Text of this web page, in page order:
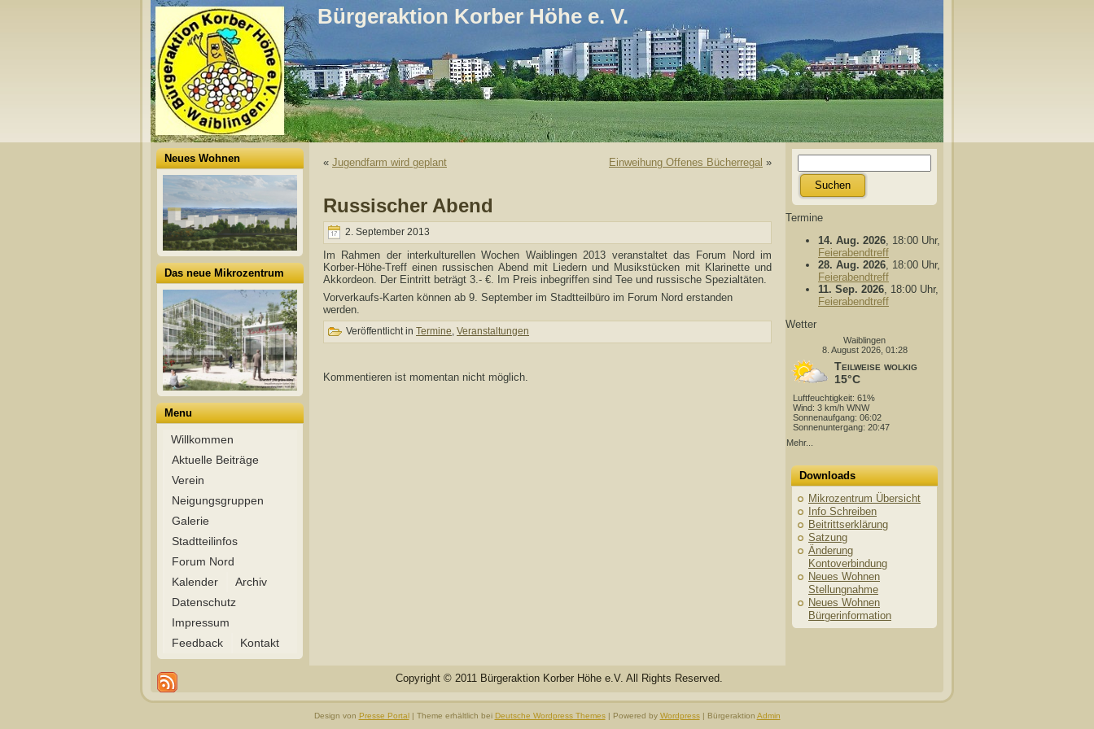
Bürgeraktion Korber Höhe e. V.
Neues Wohnen
Das neue Mikrozentrum
Menu
Willkommen
Aktuelle Beiträge
Verein
Neigungsgruppen
Galerie
Stadtteilinfos
Forum Nord
Kalender
Archiv
Datenschutz
Impressum
Feedback
Kontakt
« Jugendfarm wird geplant Einweihung Offenes Bücherregal »
Russischer Abend
2. September 2013
Im Rahmen der interkulturellen Wochen Waiblingen 2013 veranstaltet das Forum Nord im
Korber-Höhe-Treff einen russischen Abend mit Liedern und Musikstücken mit Klarinette und
Akkordeon. Der Eintritt beträgt 3.- €. Im Preis inbegriffen sind Tee und russische Spezialtäten.
Vorverkaufs-Karten können ab 9. September im Stadtteilbüro im Forum Nord erstanden
werden.
Veröffentlicht in Termine, Veranstaltungen
Kommentieren ist momentan nicht möglich.
Termine
14. Aug. 2026, 18:00 Uhr,
Feierabendtreff
28. Aug. 2026, 18:00 Uhr,
Feierabendtreff
11. Sep. 2026, 18:00 Uhr,
Feierabendtreff
Wetter
Waiblingen
8. August 2026, 01:28
Teilweise wolkig
15°C
Luftfeuchtigkeit: 61%
Wind: 3 km/h WNW
Sonnenaufgang: 06:02
Sonnenuntergang: 20:47
Mehr...
Downloads
Mikrozentrum Übersicht
Info Schreiben
Beitrittserklärung
Satzung
Änderung
Kontoverbindung
Neues Wohnen
Stellungnahme
Neues Wohnen
Bürgerinformation
Copyright © 2011 Bürgeraktion Korber Höhe e.V. All Rights Reserved.
Design von Presse Portal| Theme erhältlich bei Deutsche Wordpress Themes| Powered by Wordpress| Bürgeraktion Admin